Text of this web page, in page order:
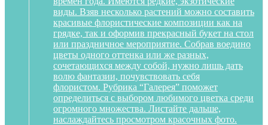
виды. Взяв несколько растений можно составить
красивые флористические композиции как на
грядке, так и оформив прекрасный букет на стол
или праздничное мероприятие. Собрав воедино
цветы одного оттенка или же разных,
сочетающихся между собой, нужно лишь дать
волю фантазии, почувствовать себя
флористом. Рубрика “Галерея” поможет
определиться с выбором любимого цветка среди
огромного множества. Листайте дальше,
наслаждайтесь просмотром красочных фото.